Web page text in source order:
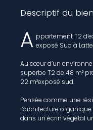
Descriptif du bien
A ppartement T2
exposé Sud à
Au cœur d’un
superbe T2 de 48 m²
22 m²exposé sud.
Pensée comme une
l’architecture
dans un écrin végétal